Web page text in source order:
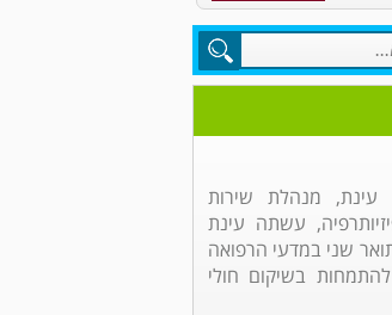
עינת, מנהלת שירות
עשתה עינת
שני במדעי הרפואה
בשיקום חולי